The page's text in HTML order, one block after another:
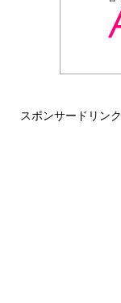
スポンサードリンク